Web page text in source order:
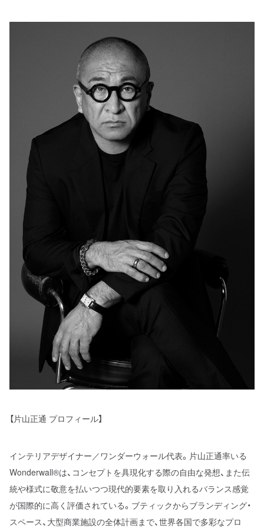
【片山正通 プロフィール】
インテリアデザイナー／ワンダーウォール代表。片山正通率いる
Wonderwall®は、コンセプトを具現化する際の自由な発想、また伝
統や様式に敬意を払いつつ現代的要素を取り入れるバランス感覚
が国際的に高く評価されている。ブティックからブランディング・
スペース、大型商業施設の全体計画まで、世界各国で多彩なプロ